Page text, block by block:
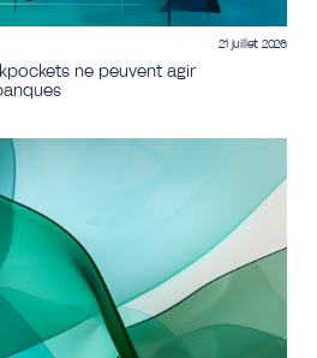
21 juillet 2026
ne peuvent agir